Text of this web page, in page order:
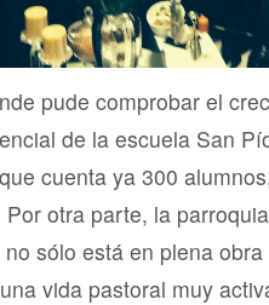
pude comprobar el
de la escuela San
cuenta ya 300
otra parte, la
sólo está en plena
vida pastoral muy